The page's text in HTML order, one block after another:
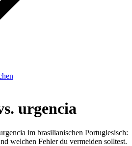
urgencia
im brasilianischen Portugiesisch:
welchen Fehler du vermeiden solltest.